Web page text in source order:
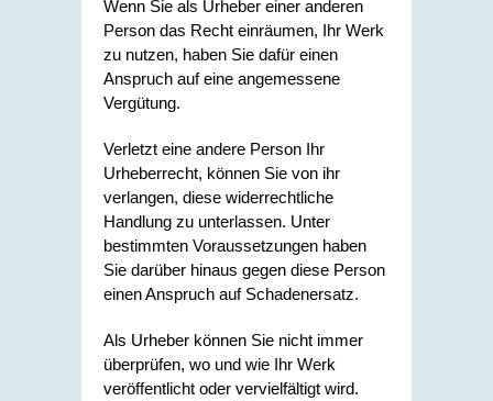
Wenn Sie als Urheber einer anderen
Person das Recht einräumen, Ihr Werk
zu nutzen, haben Sie dafür einen
Anspruch auf eine angemessene
Vergütung.
Verletzt eine andere Person Ihr
Urheberrecht, können Sie von ihr
verlangen, diese widerrechtliche
Handlung zu unterlassen. Unter
bestimmten Voraussetzungen haben
Sie darüber hinaus gegen diese Person
einen Anspruch auf Schadenersatz.
Als Urheber können Sie nicht immer
überprüfen, wo und wie Ihr Werk
veröffentlicht oder vervielfältigt wird.